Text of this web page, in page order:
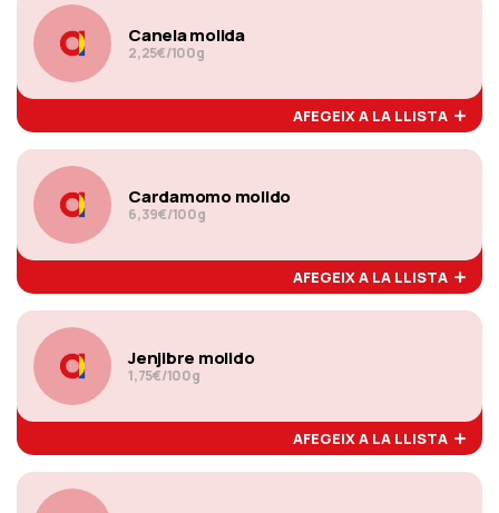
Canela molida
2,25€/100g
AFEGEIX A LA LLISTA
Cardamomo molido
6,39€/100g
AFEGEIX A LA LLISTA
Jenjibre molido
1,75€/100g
AFEGEIX A LA LLISTA